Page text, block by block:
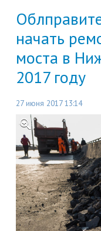
начать
моста в
2017 году
27 июня 2017 13:14